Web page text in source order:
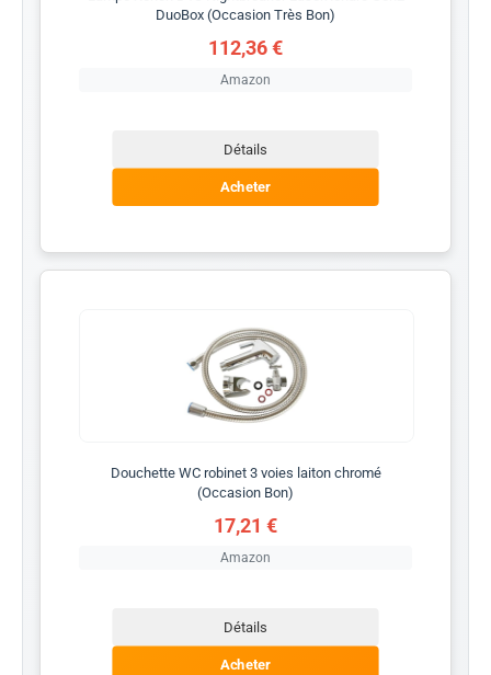
DuoBox (Occasion Très Bon)
112,36 €
Amazon
Détails
Acheter
Douchette WC robinet 3 voies laiton chromé
(Occasion Bon)
17,21 €
Amazon
Détails
Acheter